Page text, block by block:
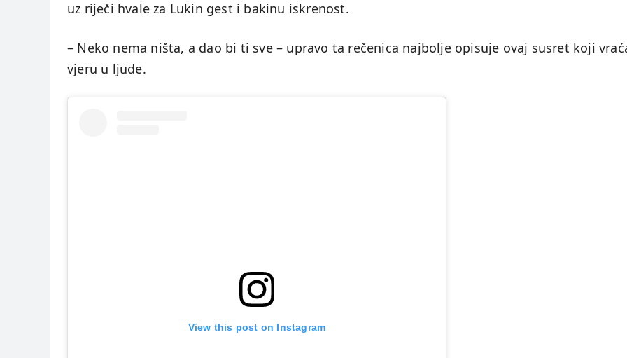
uz riječi hvale za Lukin gest i bakinu iskrenost.
– Neko nema ništa, a dao bi ti sve – upravo ta rečenica najbolje opisuje ovaj susret koji
vjeru u ljude.
View this post on Instagram